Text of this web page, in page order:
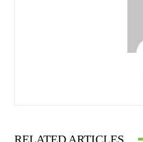
RELATED ARTICLES